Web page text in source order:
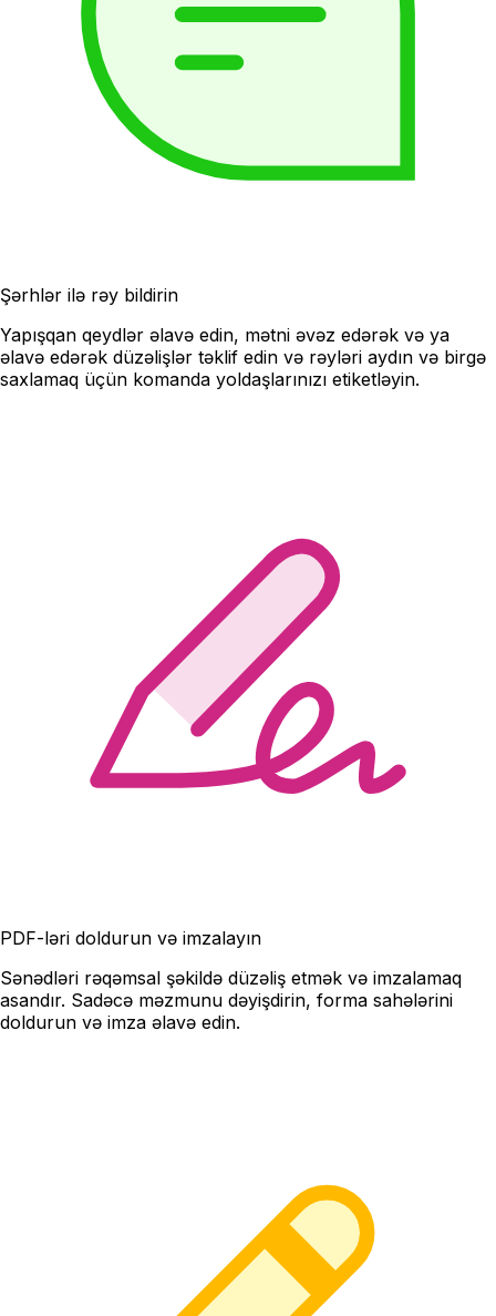
Şərhlər ilə rəy bildirin
Yapışqan qeydlər əlavə edin, mətni əvəz edərək və ya
əlavə edərək düzəlişlər təklif edin və rəyləri aydın və birgə
saxlamaq üçün komanda yoldaşlarınızı etiketləyin.
PDF-ləri doldurun və imzalayın
Sənədləri rəqəmsal şəkildə düzəliş etmək və imzalamaq
asandır. Sadəcə məzmunu dəyişdirin, forma sahələrini
doldurun və imza əlavə edin.